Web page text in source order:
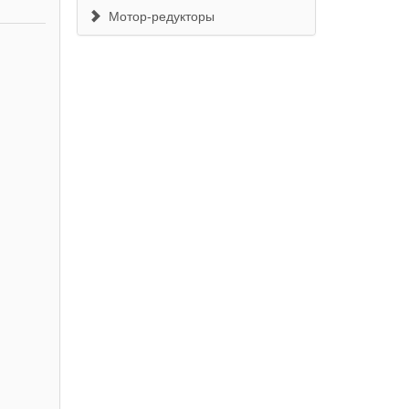
Мотор-редукторы